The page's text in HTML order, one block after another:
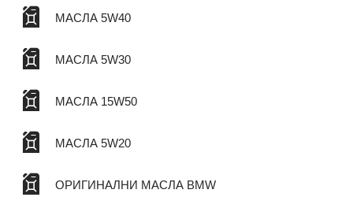
МАСЛА 5W40
МАСЛА 5W30
МАСЛА 15W50
МАСЛА 5W20
ОРИГИНАЛНИ МАСЛА BMW